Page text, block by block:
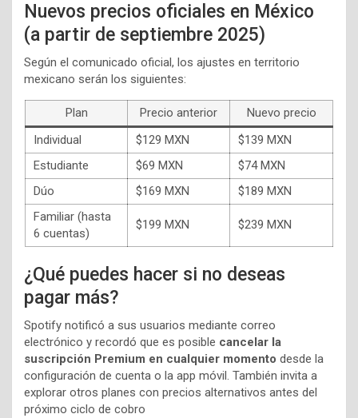
Nuevos precios oficiales en México
(a partir de septiembre 2025)
Según el comunicado oficial, los ajustes en territorio
mexicano serán los siguientes:
Plan Precio anterior
Nuevo precio
Individual
$129 MXN
$139 MXN
Estudiante
$69 MXN
$74 MXN
Dúo
$169 MXN
$189 MXN
Familiar (hasta
6 cuentas)
$199 MXN $239 MXN
¿Qué puedes hacer si no deseas
pagar más?
Spotify notificó a sus usuarios mediante correo
electrónico y recordó que es posible cancelar la
suscripción Premium en cualquier momento desde la
configuración de cuenta o la app móvil. También invita a
explorar otros planes con precios alternativos antes del
próximo ciclo de cobro